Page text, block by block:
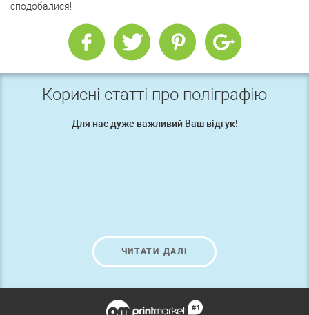
сподобалися!
Корисні статті про поліграфію
Для нас дуже важливий Ваш відгук!
ЧИТАТИ ДАЛІ